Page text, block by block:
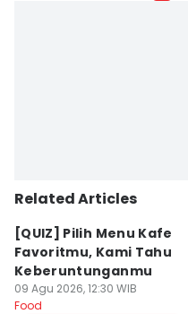
Related Articles
[QUIZ] Pilih Menu Kafe
Favoritmu, Kami Tahu
Keberuntunganmu
09 Agu 2026, 12:30 WIB
Food